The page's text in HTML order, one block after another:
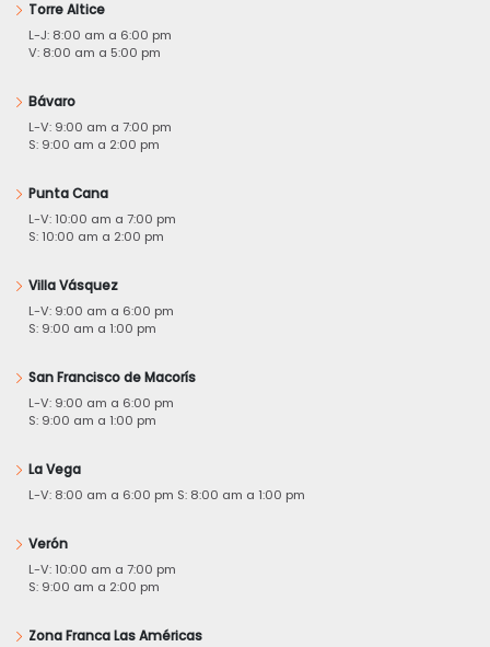
Torre Altice
L-J: 8:00 am a 6:00 pm
V: 8:00 am a 5:00 pm
Bávaro
L-V: 9:00 am a 7:00 pm
S: 9:00 am a 2:00 pm
Punta Cana
L-V: 10:00 am a 7:00 pm
S: 10:00 am a 2:00 pm
Villa Vásquez
L-V: 9:00 am a 6:00 pm
S: 9:00 am a 1:00 pm
San Francisco de Macorís
L-V: 9:00 am a 6:00 pm
S: 9:00 am a 1:00 pm
La Vega
L-V: 8:00 am a 6:00 pm S: 8:00 am a 1:00 pm
Verón
L-V: 10:00 am a 7:00 pm
S: 9:00 am a 2:00 pm
Zona Franca Las Américas